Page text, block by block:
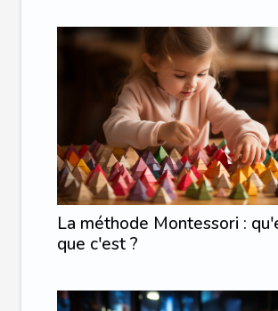
La méthode Montessori :
que c'est ?